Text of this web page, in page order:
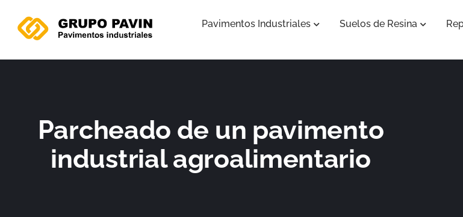
contenido
Pavimentos Industriales Abrir Pavimentos Industriales
Suelos de Resina Abrir
Parcheado de un pavimento
industrial agroalimentario